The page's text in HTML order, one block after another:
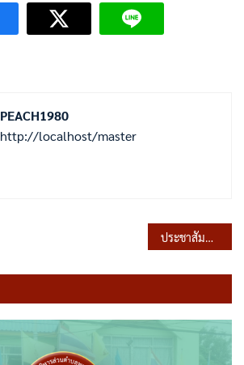
PEACH1980
http://localhost/master
ประชาสัมพันธ์การสำรวจข้อมูลที่ดินและสิ่งปลูกสร้าง ประจำปีงบประมาณ พ.ศ.2569